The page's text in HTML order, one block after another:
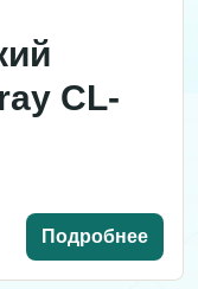
CL-
Подробнее